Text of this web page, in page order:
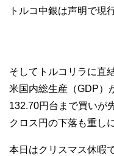
トルコ中銀は声明で現
そしてトルコリラに直
米国内総生産（GDP）
132.70円台まで買いが
クロス円の下落も重し
本日はクリスマス休暇